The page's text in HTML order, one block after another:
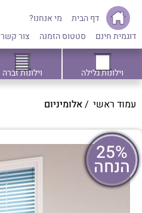
דף הבית
מי אנחנו?
דוגמית חינם
סטטוס הזמנה צור קשר
וילונות גלילה וילונות זברה
עמוד ראשי /אלומיניום
25%
הנחה